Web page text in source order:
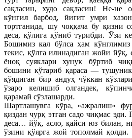
сақласин, худо сақласин! Не-не
кўнгил барбод, йигит умри
тортганида, шу чоққача бу қизни
деса, қўлига қўниб турибди. Ўзи
Бошимиз кал бўлса ҳам
текис, қўлга илинадиган жойи йўқ,
ёноқ суяклари хунук бўртиб
бошини кўтариб қараса —
қўядиган бир андуҳ чўккан
ўзаро келишиб олгандек,
қарамай сўзлашарди.
Шартлашувга кўра, «ажралиш»
қиздан чурқ этган садо чиқмас эди.
деса… йўқ, асло, қайси юз билан,
ўзини қўярга жой тополмай